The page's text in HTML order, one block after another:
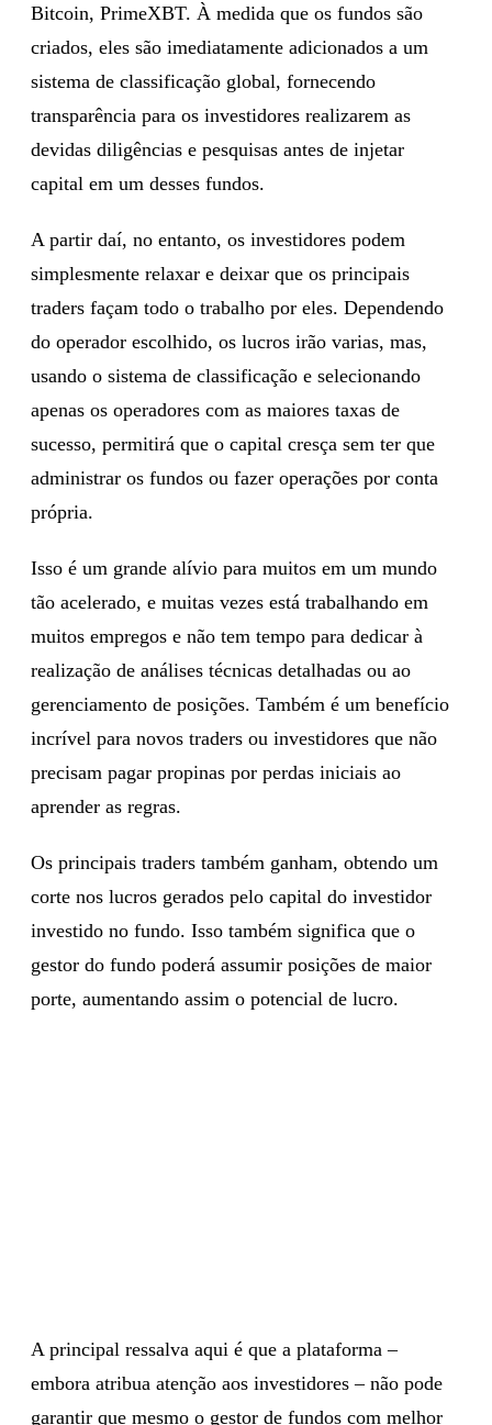
Bitcoin, PrimeXBT. À medida que os fundos são
criados, eles são imediatamente adicionados a um
sistema de classificação global, fornecendo
transparência para os investidores realizarem as
devidas diligências e pesquisas antes de injetar
capital em um desses fundos.
A partir daí, no entanto, os investidores podem
simplesmente relaxar e deixar que os principais
traders façam todo o trabalho por eles. Dependendo
do operador escolhido, os lucros irão varias, mas,
usando o sistema de classificação e selecionando
apenas os operadores com as maiores taxas de
sucesso, permitirá que o capital cresça sem ter que
administrar os fundos ou fazer operações por conta
própria.
Isso é um grande alívio para muitos em um mundo
tão acelerado, e muitas vezes está trabalhando em
muitos empregos e não tem tempo para dedicar à
realização de análises técnicas detalhadas ou ao
gerenciamento de posições. Também é um benefício
incrível para novos traders ou investidores que não
precisam pagar propinas por perdas iniciais ao
aprender as regras.
Os principais traders também ganham, obtendo um
corte nos lucros gerados pelo capital do investidor
investido no fundo. Isso também significa que o
gestor do fundo poderá assumir posições de maior
porte, aumentando assim o potencial de lucro.
A principal ressalva aqui é que a plataforma –
embora atribua atenção aos investidores – não pode
garantir que mesmo o gestor de fundos com melhor